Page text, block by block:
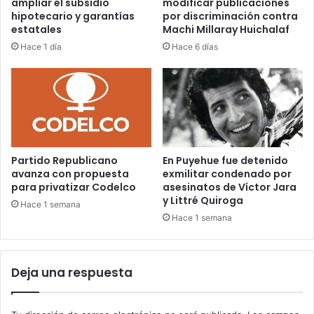
ampliar el subsidio
hipotecario y garantías
estatales
Hace 1 día
modificar publicaciones
por discriminación contra
Machi Millaray Huichalaf
Hace 6 días
Partido Republicano
avanza con propuesta
para privatizar Codelco
Hace 1 semana
En Puyehue fue detenido
exmilitar condenado por
asesinatos de Víctor Jara
y Littré Quiroga
Hace 1 semana
Deja una respuesta